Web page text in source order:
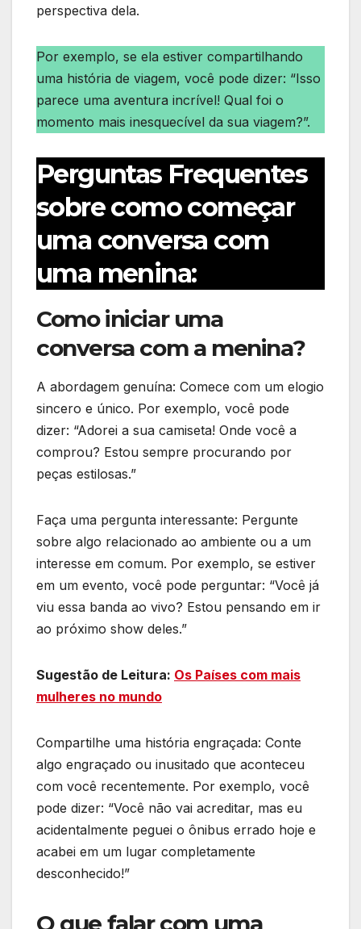
perspectiva dela.
Por exemplo, se ela estiver compartilhando
uma história de viagem, você pode dizer: “Isso
parece uma aventura incrível! Qual foi o
momento mais inesquecível da sua viagem?”.
Perguntas Frequentes
sobre como começar
uma conversa com
uma menina:
Como iniciar uma
conversa com a menina?
A abordagem genuína: Comece com um elogio
sincero e único. Por exemplo, você pode
dizer: “Adorei a sua camiseta! Onde você a
comprou? Estou sempre procurando por
peças estilosas.”
Faça uma pergunta interessante: Pergunte
sobre algo relacionado ao ambiente ou a um
interesse em comum. Por exemplo, se estiver
em um evento, você pode perguntar: “Você já
viu essa banda ao vivo? Estou pensando em ir
ao próximo show deles.”
Sugestão de Leitura: Os Países com mais
mulheres no mundo
Compartilhe uma história engraçada: Conte
algo engraçado ou inusitado que aconteceu
com você recentemente. Por exemplo, você
pode dizer: “Você não vai acreditar, mas eu
acidentalmente peguei o ônibus errado hoje e
acabei em um lugar completamente
desconhecido!”